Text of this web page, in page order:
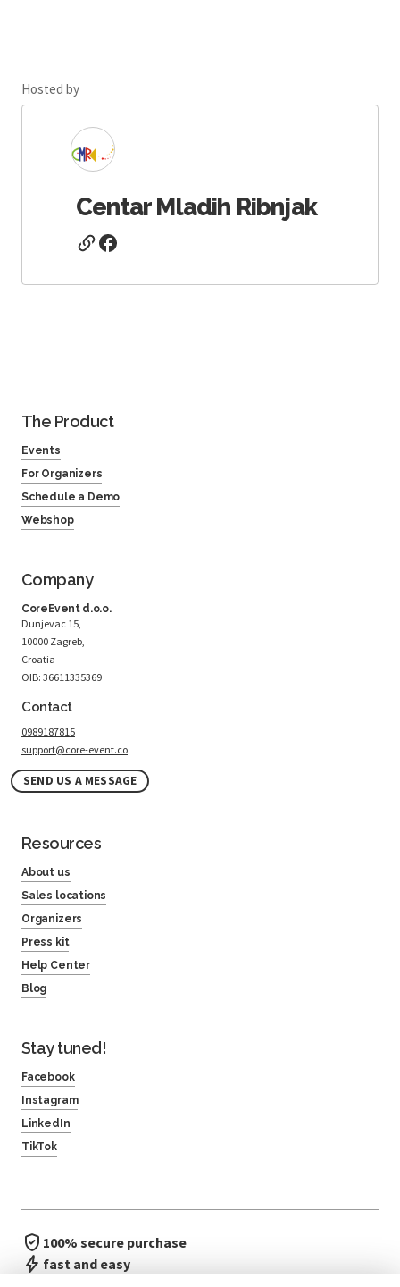
Hosted by
Centar Mladih Ribnjak
The Product
Events
For Organizers
Schedule a Demo
Webshop
Company
CoreEvent d.o.o.
Dunjevac 15,
10000 Zagreb,
Croatia
OIB: 36611335369
Contact
0989187815
support@core-event.co
SEND US A MESSAGE
Resources
About us
Sales locations
Organizers
Press kit
Help Center
Blog
Stay tuned!
Facebook
Instagram
LinkedIn
TikTok
100% secure purchase
fast and easy